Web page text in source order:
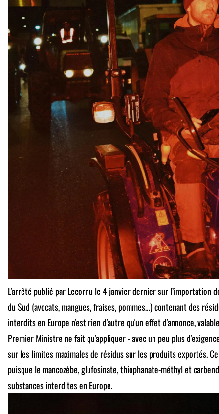
L'arrêté publié par Lecornu le 4 janvier dernier sur l’importation
du Sud (avocats, mangues, fraises, pommes…) contenant des
interdits en Europe n'est rien d'autre qu'un effet d'annonce,
Premier Ministre ne fait qu'appliquer - avec un peu plus
sur les limites maximales de résidus sur les produits exportés.
puisque le mancozèbe, glufosinate, thiophanate-méthyl et
substances interdites en Europe.